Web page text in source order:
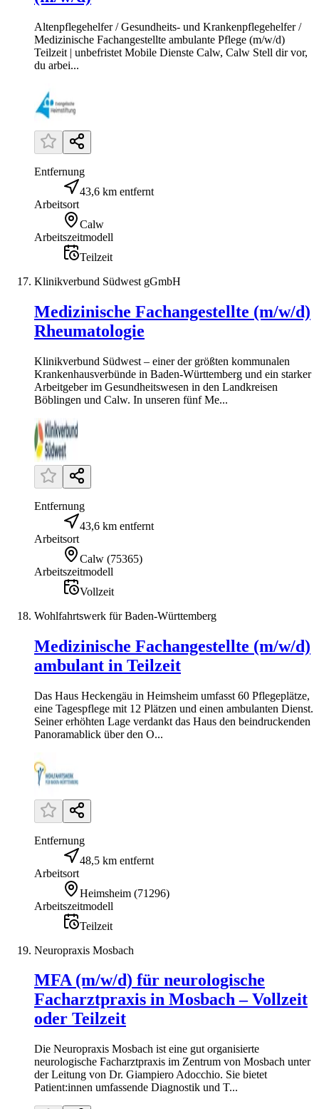
Altenpflegehelfer / Gesundheits- und Krankenpflegehelfer /
Medizinische Fachangestellte ambulante Pflege (m/w/d)
Teilzeit | unbefristet Mobile Dienste Calw, Calw Stell dir vor,
du arbei...
Entfernung
43,6 km entfernt
Arbeitsort
Calw
Arbeitszeitmodell
Teilzeit
Klinikverbund Südwest gGmbH
Medizinische Fachangestellte (m/w/d)
Rheumatologie
Klinikverbund Südwest – einer der größten kommunalen
Krankenhausverbünde in Baden-Württemberg und ein starker
Arbeitgeber im Gesundheitswesen in den Landkreisen
Böblingen und Calw. In unseren fünf Me...
Entfernung
43,6 km entfernt
Arbeitsort
Calw (75365)
Arbeitszeitmodell
Vollzeit
Wohlfahrtswerk für Baden-Württemberg
Medizinische Fachangestellte (m/w/d)
ambulant in Teilzeit
Das Haus Heckengäu in Heimsheim umfasst 60 Pflegeplätze,
eine Tagespflege mit 12 Plätzen und einen ambulanten Dienst.
Seiner erhöhten Lage verdankt das Haus den beindruckenden
Panoramablick über den O...
Entfernung
48,5 km entfernt
Arbeitsort
Heimsheim (71296)
Arbeitszeitmodell
Teilzeit
Neuropraxis Mosbach
MFA (m/w/d) für neurologische
Facharztpraxis in Mosbach – Vollzeit
oder Teilzeit
Die Neuropraxis Mosbach ist eine gut organisierte
neurologische Facharztpraxis im Zentrum von Mosbach unter
der Leitung von Dr. Giampiero Adocchio. Sie bietet
Patient:innen umfassende Diagnostik und T...